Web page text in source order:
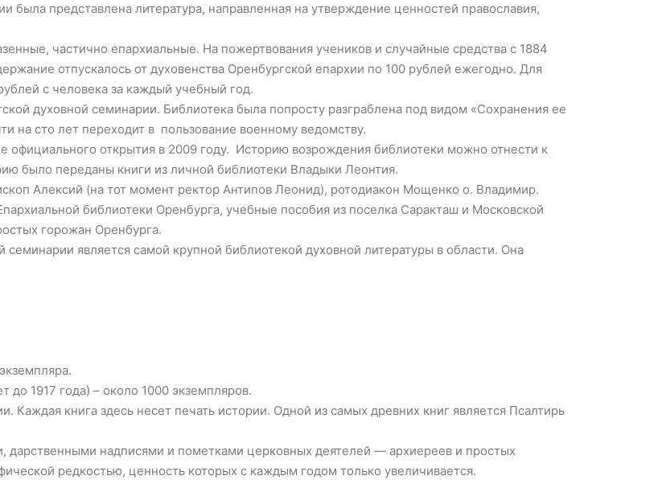
была представлена литература, направленная на утверждение ценностей православия,
частично епархиальные. На пожертвования учеников и случайные средства с 1884
отпускалось от духовенства Оренбургской епархии по 100 рублей ежегодно. Для
с человека за каждый учебный год.
духовной семинарии. Библиотека была попросту разграблена под видом «Сохранения ее
на сто лет переходит в пользование военному ведомству.
официального открытия в 2009 году. Историю возрождения библиотеки можно отнести к
было переданы книги из личной библиотеки Владыки Леонтия.
Алексий (на тот момент ректор Антипов Леонид), ротодиакон Мощенко о. Владимир.
библиотеки Оренбурга, учебные пособия из поселка Саракташ и Московской
горожан Оренбурга.
является самой крупной библиотекой духовной литературы в области. Она
1917 года) – около 1000 экземпляров.
Каждая книга здесь несет печать истории. Одной из самых древних книг является Псалтирь
дарственными надписями и пометками церковных деятелей — архиереев и простых
редкостью, ценность которых с каждым годом только увеличивается.